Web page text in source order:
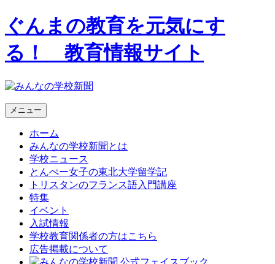
ぐんまの教育を元気にす
る！ 教育情報サイト
メニュー
ホーム
みんなの学校新聞とは
学校ニュース
とんぺー女子の東北大学留学記
トリスタンのフランス語入門講座
特集
イベント
入試情報
学校教育関係者の方はこちら
広告掲載について